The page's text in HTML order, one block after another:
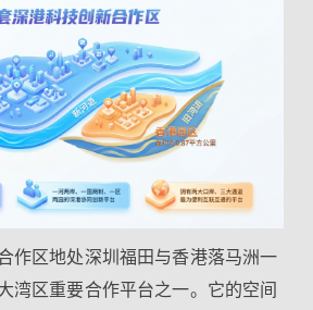
作区地处深圳福田与香港落马洲一
湾区重要合作平台之一。它的空间